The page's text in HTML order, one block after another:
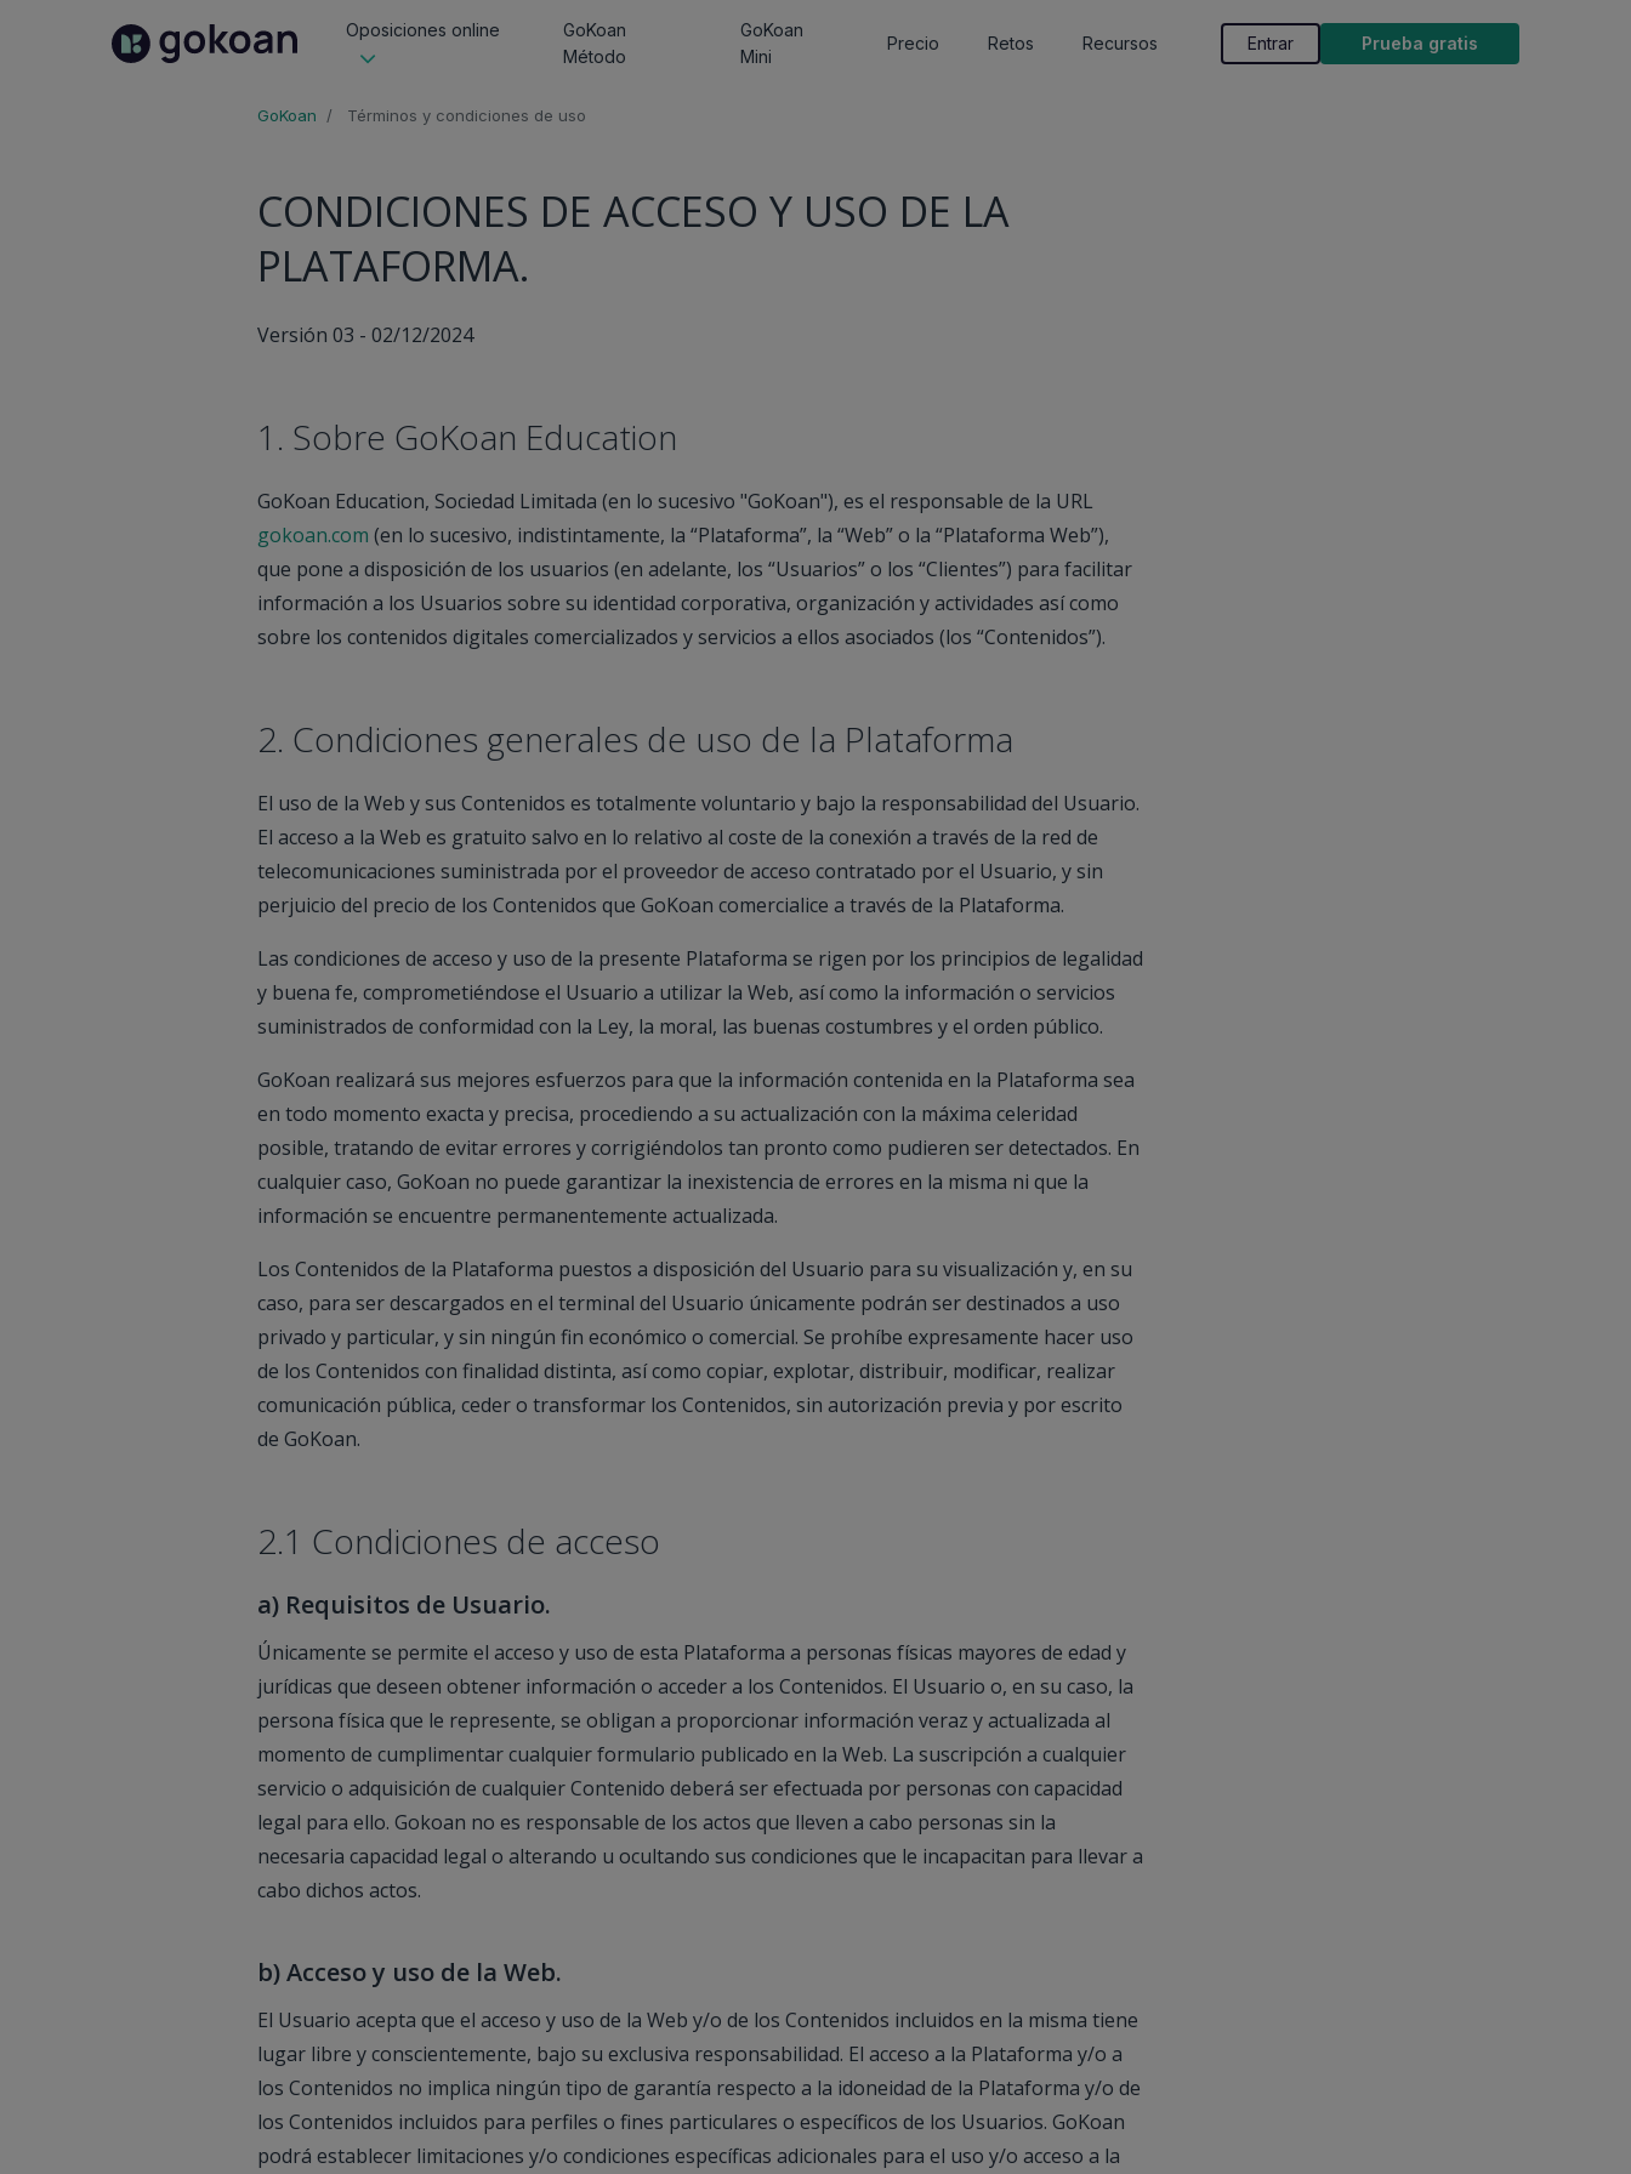
Oposiciones online
GoKoan
Método
GoKoan
Mini
Precio Retos Recursos Entrar Prueba gratis
GoKoan Términos y condiciones de uso
CONDICIONES DE ACCESO Y USO DE LA
PLATAFORMA.
Versión 03 - 02/12/2024
1. Sobre GoKoan Education
GoKoan Education, Sociedad Limitada (en lo sucesivo "GoKoan"), es el responsable de la URL
gokoan.com (en lo sucesivo, indistintamente, la “Plataforma”, la “Web” o la “Plataforma Web”),
que pone a disposición de los usuarios (en adelante, los “Usuarios” o los “Clientes”) para facilitar
información a los Usuarios sobre su identidad corporativa, organización y actividades así como
sobre los contenidos digitales comercializados y servicios a ellos asociados (los “Contenidos”).
2. Condiciones generales de uso de la Plataforma
El uso de la Web y sus Contenidos es totalmente voluntario y bajo la responsabilidad del Usuario.
El acceso a la Web es gratuito salvo en lo relativo al coste de la conexión a través de la red de
telecomunicaciones suministrada por el proveedor de acceso contratado por el Usuario, y sin
perjuicio del precio de los Contenidos que GoKoan comercialice a través de la Plataforma.
Las condiciones de acceso y uso de la presente Plataforma se rigen por los principios de legalidad
y buena fe, comprometiéndose el Usuario a utilizar la Web, así como la información o servicios
suministrados de conformidad con la Ley, la moral, las buenas costumbres y el orden público.
GoKoan realizará sus mejores esfuerzos para que la información contenida en la Plataforma sea
en todo momento exacta y precisa, procediendo a su actualización con la máxima celeridad
posible, tratando de evitar errores y corrigiéndolos tan pronto como pudieren ser detectados. En
cualquier caso, GoKoan no puede garantizar la inexistencia de errores en la misma ni que la
información se encuentre permanentemente actualizada.
Los Contenidos de la Plataforma puestos a disposición del Usuario para su visualización y, en su
caso, para ser descargados en el terminal del Usuario únicamente podrán ser destinados a uso
privado y particular, y sin ningún fin económico o comercial. Se prohíbe expresamente hacer uso
de los Contenidos con finalidad distinta, así como copiar, explotar, distribuir, modificar, realizar
comunicación pública, ceder o transformar los Contenidos, sin autorización previa y por escrito
de GoKoan.
2.1 Condiciones de acceso
a) Requisitos de Usuario.
Únicamente se permite el acceso y uso de esta Plataforma a personas físicas mayores de edad y
jurídicas que deseen obtener información o acceder a los Contenidos. El Usuario o, en su caso, la
persona física que le represente, se obligan a proporcionar información veraz y actualizada al
momento de cumplimentar cualquier formulario publicado en la Web. La suscripción a cualquier
servicio o adquisición de cualquier Contenido deberá ser efectuada por personas con capacidad
legal para ello. Gokoan no es responsable de los actos que lleven a cabo personas sin la
necesaria capacidad legal o alterando u ocultando sus condiciones que le incapacitan para llevar a
cabo dichos actos.
b) Acceso y uso de la Web.
El Usuario acepta que el acceso y uso de la Web y/o de los Contenidos incluidos en la misma tiene
lugar libre y conscientemente, bajo su exclusiva responsabilidad. El acceso a la Plataforma y/o a
los Contenidos no implica ningún tipo de garantía respecto a la idoneidad de la Plataforma y/o de
los Contenidos incluidos para perfiles o fines particulares o específicos de los Usuarios. GoKoan
podrá establecer limitaciones y/o condiciones específicas adicionales para el uso y/o acceso a la